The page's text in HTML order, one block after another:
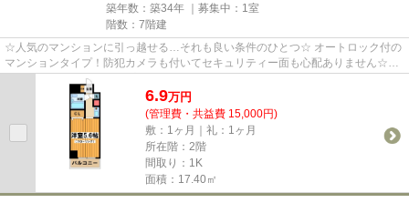
築年数：築34年 ｜募集中： 1室
階数：7階建
☆人気のマンションに引っ越せる…それも良い条件のひとつ☆ オートロック付の
マンションタイプ！防犯カメラも付いてセキュリティー面も心配ありません☆そ
の他にもマンションタイプだから...
6.9万円
(管理費・共益費 15,000円)
敷：1ヶ月｜礼：1ヶ月
所在階：2階
間取り：1K
面積：17.40㎡